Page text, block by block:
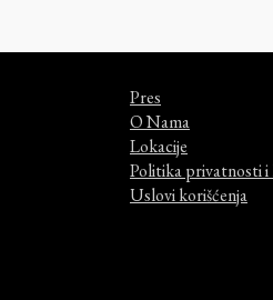
Pres
O Nama
Lokacije
Politika privatnosti i
Uslovi korišćenja